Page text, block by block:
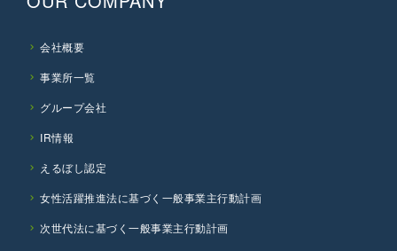
会社概要
事業所一覧
グループ会社
IR情報
えるぼし認定
女性活躍推進法に基づく一般事業主行動計画
次世代法に基づく一般事業主行動計画